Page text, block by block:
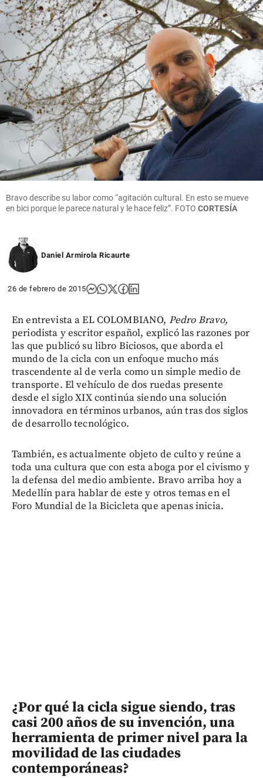
Bravo describe su labor como “agitación cultural. En esto se mueve
en bici porque le parece natural y le hace feliz”. FOTO CORTESÍA
Daniel Armirola Ricaurte
26 de febrero de 2015
En entrevista a EL COLOMBIANO, Pedro Bravo,
periodista yescritor español, explicó las razones por
las que publicó su libro Biciosos, que aborda el
mundo de la cicla con un enfoque mucho más
trascendente al de verla como un simple medio de
transporte. El vehículo de dos ruedas presente
desde el siglo XIX continúa siendo una solución
innovadora en términos urbanos, aún tras dos siglos
de desarrollo tecnológico.
También, es actualmente objeto de culto y reúne a
toda una cultura que con esta aboga por el civismo y
la defensa del medio ambiente. Bravo arriba hoy a
Medellín para hablar de este y otros temas en el
Foro Mundial de la Bicicleta que apenas inicia.
¿Por qué la cicla sigue siendo, tras
casi 200 años de su invención, una
herramienta de primer nivel para la
movilidad de las ciudades
contemporáneas?